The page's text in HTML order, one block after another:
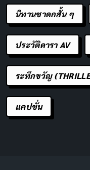
ปลอดภัย ราคาไม่แพง
แตกต่างกันไป ขึ้นอยู่กั
ข้อมูลและรีวิวเพิ่มเติ
ซื้อได้ที่ Shopee
Smooth E Cream
นิทานชาดกสั้น ๆ
ประวัติดารา AV
ระทึกขวัญ
แคปชั่น